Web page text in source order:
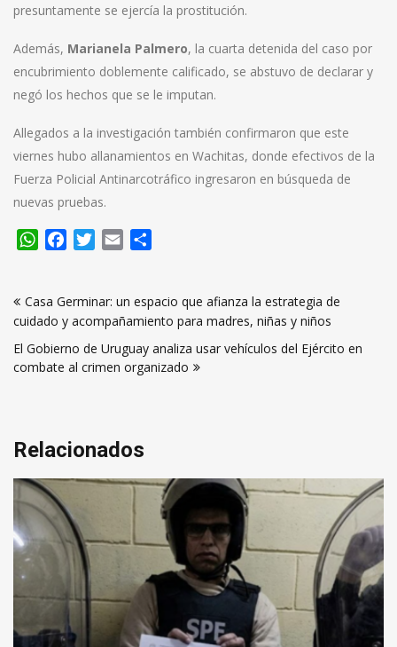
presuntamente se ejercía la prostitución.
Además, Marianela Palmero, la cuarta detenida del caso por
encubrimiento doblemente calificado, se abstuvo de declarar y
negó los hechos que se le imputan.
Allegados a la investigación también confirmaron que este
viernes hubo allanamientos en Wachitas, donde efectivos de la
Fuerza Policial Antinarcotráfico ingresaron en búsqueda de
nuevas pruebas.
WhatsApp
FacebookTwitter
Email
de
entradas
Casa Germinar: un espacio que afianza la estrategia de
cuidado y acompañamiento para madres, niñas y niños
El Gobierno de Uruguay analiza usar vehículos del Ejército en
combate al crimen organizado
Relacionados